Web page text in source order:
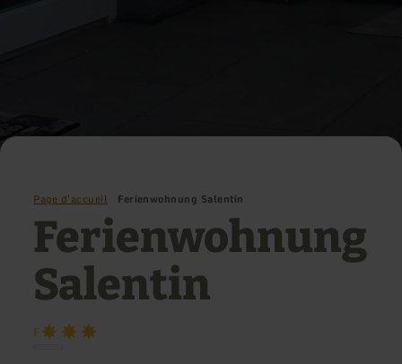
Page d'accueil Ferienwohnung Salentin
Ferienwohnung
Salentin
F